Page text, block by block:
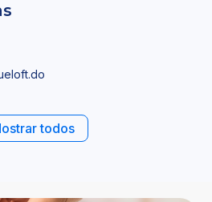
todos